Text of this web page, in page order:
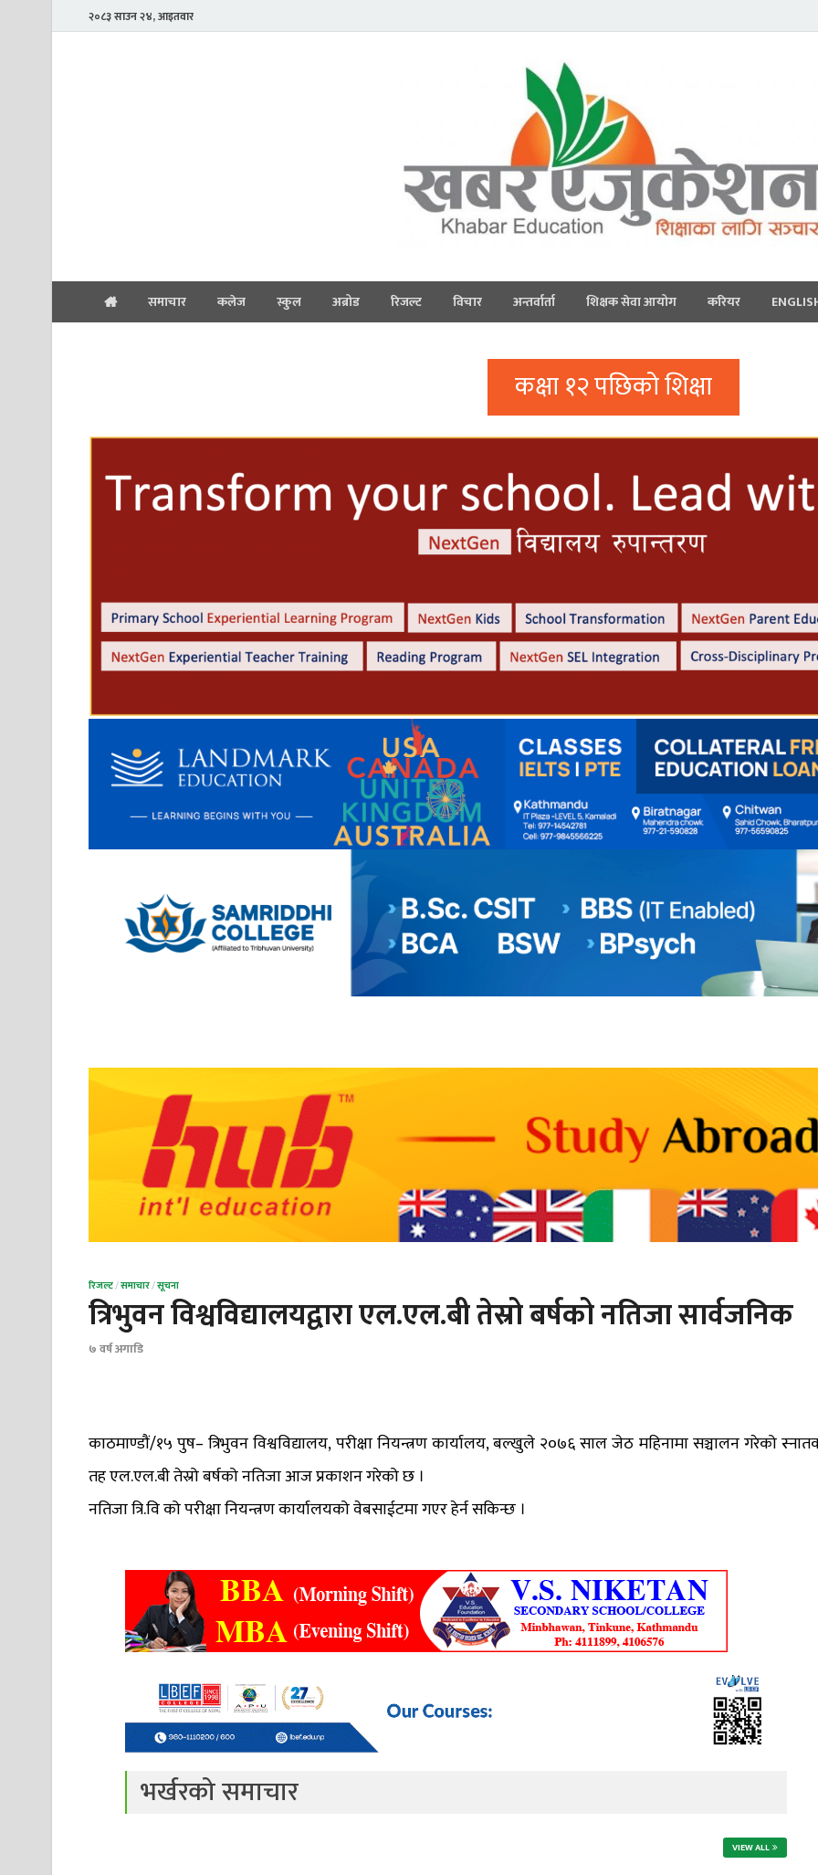
२०८३ साउन २४, आइतवार
समाचार कलेज स्कुल अब्रोड रिजल्ट विचार अन्तर्वार्ता शिक्षक सेवा आयोग करियर
कक्षा १२ पछिको शिक्षा
रिजल्ट/समाचार/सूचना
त्रिभुवन विश्वविद्यालयद्वारा एल.एल.बी तेस्रो बर्षको नतिजा सार्वजनिक
७ वर्ष अगाडि
काठमाण्डौं/१५ पुष– त्रिभुवन विश्वविद्यालय, परीक्षा नियन्त्रण कार्यालय, बल्खुले २०७६ साल जेठ महिनामा सञ्चालन गरेको
तह एल.एल.बी तेस्रो बर्षको नतिजा आज प्रकाशन गरेको छ ।
नतिजा त्रि.वि को परीक्षा नियन्त्रण कार्यालयको वेबसाईटमा गएर हेर्न सकिन्छ ।
भर्खरको समाचार
VIEW ALL